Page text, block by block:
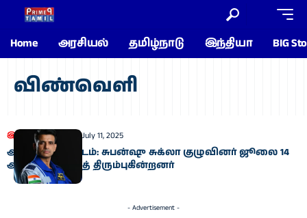
Home அரசியல் தமிழ்நாடு இந்தியா BIG
விண்வெளி
இந்தியாஉலகம் July 11, 2025
ஆக்சியம்-4 திட்டம்: சுபன்ஷு சுக்லா குழுவினர் ஜூலை 14
அன்று பூமிக்குத் திரும்புகின்றனர்
- Advertisement -